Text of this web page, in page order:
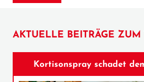
AKTUELLE BEITRÄGE
Kortisonspray schadet